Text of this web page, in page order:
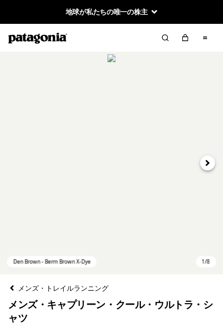
地球が私たちの唯一の株主
次へ
メンズ・トレイルランニング
メンズ・キャプリーン・クール・ウルトラ・シ
ャツ